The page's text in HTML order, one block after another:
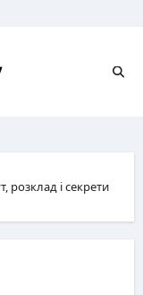
і секрети